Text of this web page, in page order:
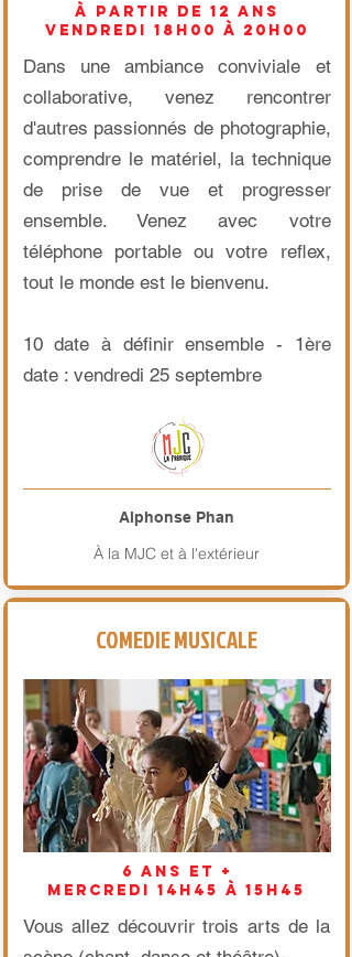
à partir de 12 ans
vendredi 18h00 à 20h00
Dans une ambiance conviviale et
collaborative, venez rencontrer
d'autres passionnés de photographie,
comprendre le matériel, la technique
de prise de vue et progresser
ensemble. Venez avec votre
téléphone portable ou votre reflex,
tout le monde est le bienvenu.
10 date à définir ensemble - 1ère
date : vendredi 25 septembre
Alphonse Phan
À la MJC et à l'extérieur
COMEDIE MUSICALE
6 ans et +
mercredi 14h45 à 15h45
Vous allez découvrir trois arts de la